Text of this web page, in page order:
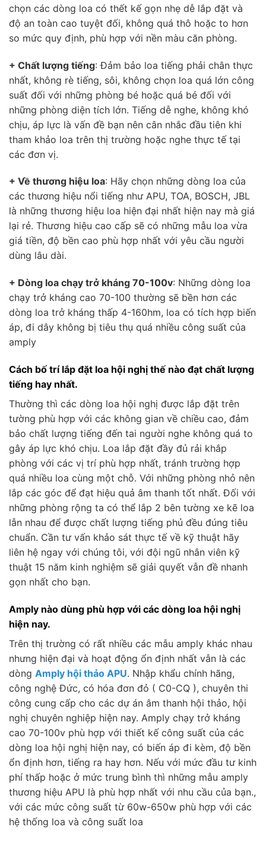
chọn các dòng loa có thết kế gọn nhẹ dễ lắp đặt và
độ an toàn cao tuyệt đối, không quá thô hoặc to hơn
so mức quy định, phù hợp với nền màu căn phòng.
+ Chất lượng tiếng: Đảm bảo loa tiếng phải chân thực
nhất, không rè tiếng, sôi, không chọn loa quá lớn công
suất đối với những phòng bé hoặc quá bé đối với
những phòng diện tích lớn. Tiếng dễ nghe, không khó
chịu, áp lực là vấn đề bạn nên cân nhắc đầu tiên khi
tham khảo loa trên thị trường hoặc nghe thực tế tại
các đơn vị.
+ Về thương hiệu loa: Hãy chọn những dòng loa của
các thương hiệu nổi tiếng như APU, TOA, BOSCH, JBL
là những thương hiệu loa hiện đại nhất hiện nay mà giá
lại rẻ. Thương hiệu cao cấp sẽ có những mẫu loa vừa
giá tiền, độ bền cao phù hợp nhất với yêu cầu người
dùng lâu dài.
+ Dòng loa chạy trở kháng 70-100v: Những dòng loa
chạy trở kháng cao 70-100 thường sẽ bền hơn các
dòng loa trở kháng thấp 4-160hm, loa có tích hợp biến
áp, đi dây không bị tiêu thụ quá nhiều công suất của
amply
Cách bố trí lắp đặt loa hội nghị thế nào đạt chất lượng
tiếng hay nhất.
Thường thì các dòng loa hội nghị được lắp đặt trên
tường phù hợp với các không gian về chiều cao, đảm
bảo chất lượng tiếng đến tai người nghe không quá to
gây áp lực khó chịu. Loa lắp đặt đầy đủ rải khắp
phòng với các vị trí phù hợp nhất, tránh trường hợp
quá nhiều loa cùng một chỗ. Với những phòng nhỏ nên
lắp các góc để đạt hiệu quả âm thanh tốt nhất. Đối với
những phòng rộng ta có thể lắp 2 bên tường xe kẽ loa
lẫn nhau để được chất lượng tiếng phủ đều đúng tiêu
chuẩn. Cần tư vấn khảo sát thực tế về kỹ thuật hãy
liên hệ ngay với chúng tôi, với đội ngũ nhân viên kỹ
thuật 15 năm kinh nghiệm sẽ giải quyết vẫn đề nhanh
gọn nhất cho bạn.
Amply nào dùng phù hợp với các dòng loa hội nghị
hiện nay.
Trên thị trường có rất nhiều các mẫu amply khác nhau
nhưng hiện đại và hoạt động ổn định nhất vẫn là các
dòng Amply hội thảo APU. Nhập khẩu chính hãng,
công nghệ Đức, có hóa đơn đỏ ( C0-CQ ), chuyên thi
công cung cấp cho các dự án âm thanh hội thảo, hội
nghị chuyên nghiệp hiện nay. Amply chạy trở kháng
cao 70-100v phù hợp với thiết kế công suất của các
dòng loa hội nghị hiện nay, có biến áp đi kèm, độ bền
ổn định hơn, tiếng ra hay hơn. Nếu với mức đầu tư kinh
phí thấp hoặc ở mức trung bình thì những mẫu amply
thương hiệu APU là phù hợp nhất với nhu cầu của bạn.,
với các mức công suất từ 60w-650w phù hợp với các
hệ thống loa và công suất loa